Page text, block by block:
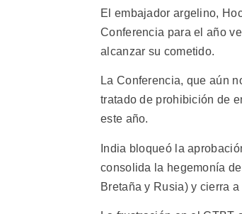
El embajador argelino,
Conferencia para el año
alcanzar su cometido.
La Conferencia, que aún
tratado de prohibición de
este año.
India bloqueó la
consolida la hegemonía
Bretaña y Rusia) y cierra